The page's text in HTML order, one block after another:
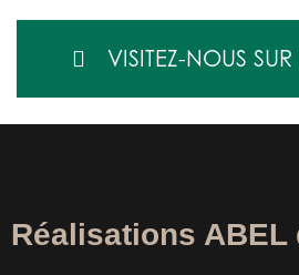
VISITEZ-NOUS
Réalisations ABEL